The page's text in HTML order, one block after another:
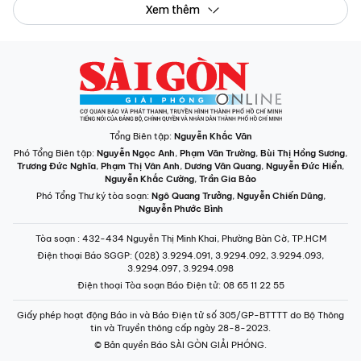
Xem thêm
Tổng Biên tập: Nguyễn Khắc Văn
Phó Tổng Biên tập: Nguyễn Ngọc Anh, Phạm Văn Trường, Bùi Thị Hồng Sương,
Trương Đức Nghĩa, Phạm Thị Vân Anh, Dương Văn Quang, Nguyễn Đức Hiển,
Nguyễn Khắc Cường, Trần Gia Bảo
Phó Tổng Thư ký tòa soạn: Ngô Quang Trưởng, Nguyễn Chiến Dũng,
Nguyễn Phước Bình
Tòa soạn : 432-434 Nguyễn Thị Minh Khai, Phường Bàn Cờ, TP.HCM
Điện thoại Báo SGGP: (028) 3.9294.091, 3.9294.092, 3.9294.093,
3.9294.097, 3.9294.098
Điện thoại Tòa soạn Báo Điện tử: 08 65 11 22 55
Giấy phép hoạt động Báo in và Báo Điện tử số 305/GP-BTTTT do Bộ Thông
tin và Truyền thông cấp ngày 28-8-2023.
© Bản quyền Báo SÀI GÒN GIẢI PHÓNG.